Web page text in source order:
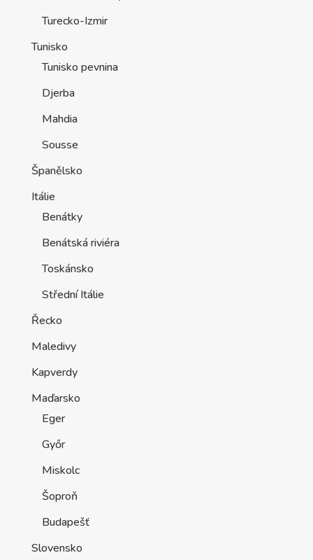
Turecko-Izmir
Tunisko
Tunisko pevnina
Djerba
Mahdia
Sousse
Španělsko
Itálie
Benátky
Benátská riviéra
Toskánsko
Střední Itálie
Řecko
Maledivy
Kapverdy
Maďarsko
Eger
Győr
Miskolc
Šoproň
Budapešť
Slovensko